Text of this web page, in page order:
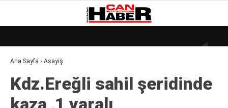
17.4°
GALERİ
DÜNYA
EKONOMI
Ana Sayfa › Asayiş
Kdz.Ereğli sahil şeridinde
kaza ,1 yaralı